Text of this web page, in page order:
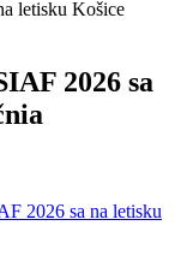
2026 sa
2026 sa na letisku